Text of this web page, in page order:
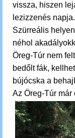
vissza, hiszen
lezizzenés napja.
Szürreális
néhol
Öreg-Túr nem
bedőlt fák,
bújócska a
Az Öreg-Túr már